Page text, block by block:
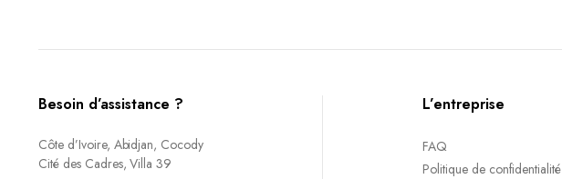
Besoin d’assistance ?
Côte d’Ivoire, Abidjan, Cocody
Cité des Cadres, Villa 39
L’entreprise
FAQ
Politique de confidentialité